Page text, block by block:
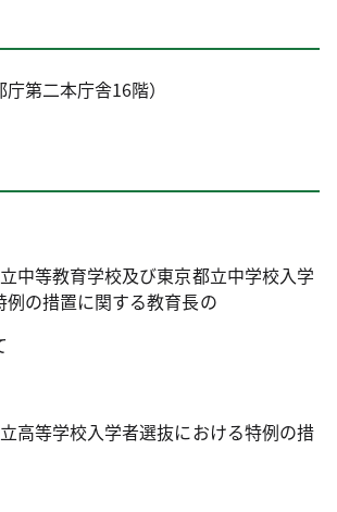
第二本庁舎16階）
中等教育学校及び東京都立中学校入学
の措置に関する教育長の
高等学校入学者選抜における特例の措